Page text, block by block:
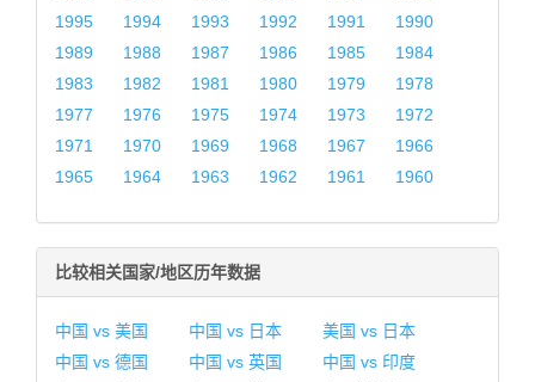
1995
1994 1993 1992 1991
1990
1989
1988 1987 1986 1985
1984
1983
1982 1981 1980 1979
1978
1977
1976 1975 1974 1973
1972
1971
1970 1969 1968 1967
1966
1965
1964 1963 1962 1961 1960
比较相关国家/地区历年数据
中国 vs 美国 中国 vs 日本
美国 vs 日本
中国 vs 德国
中国 vs 英国
中国 vs 印度